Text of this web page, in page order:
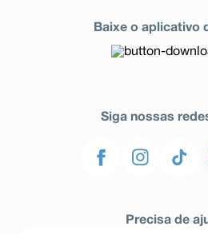
Baixe o aplicativo
Siga nossas
Precisa de